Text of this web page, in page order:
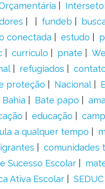
fundeb
conectada estudo
currículo pnate
refugiados
proteção Nacional
Bahia Bate papo
educação
a qualquer tempo
comunidades
Sucesso Escolar
Ativa Escolar SEDUC